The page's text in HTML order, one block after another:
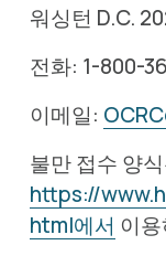
워싱턴 D.C.
전화: 1-800-
이메일:
https://
html에서 이